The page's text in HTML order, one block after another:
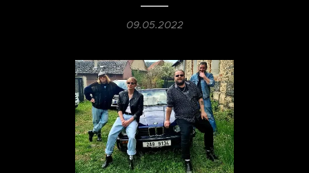
09.05.2022